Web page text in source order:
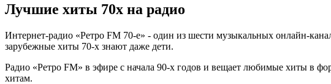
Лучшие хиты 70х на радио
Интернет-радио «Ретро FM 70-е» - один из шести музыкальных онлайн-
зарубежные хиты 70-х знают даже дети.
Радио «Ретро FM» в эфире с начала 90-х годов и вещает любимые хиты в
хитам.